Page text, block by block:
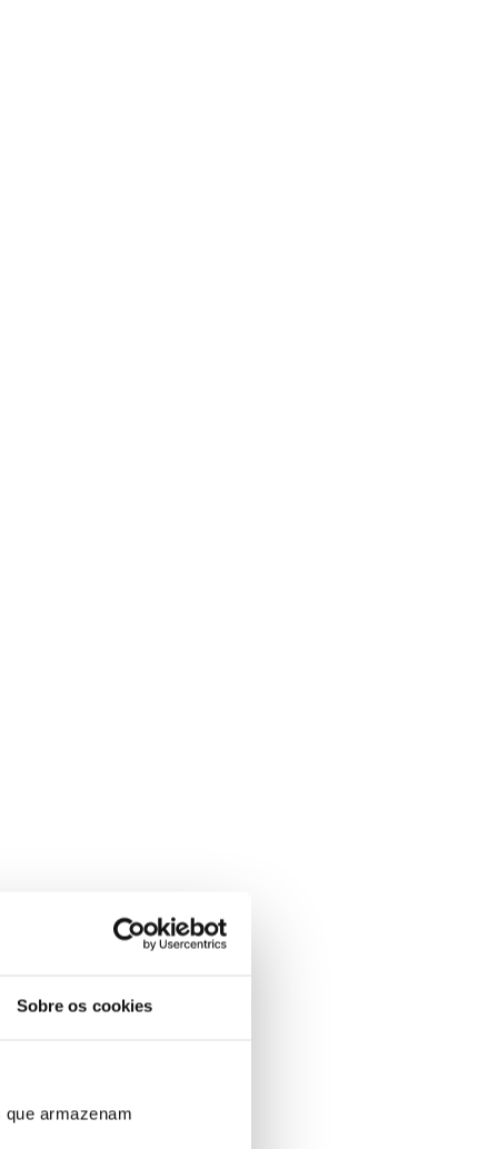
Sobre os cookies
armazenam